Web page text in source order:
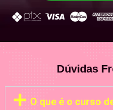
Dúvidas
O que é o curso